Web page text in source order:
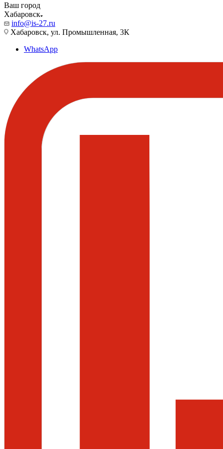
Ваш город
Хабаровск
info@is-27.ru
Хабаровск, ул. Промышленная, 3К
WhatsApp